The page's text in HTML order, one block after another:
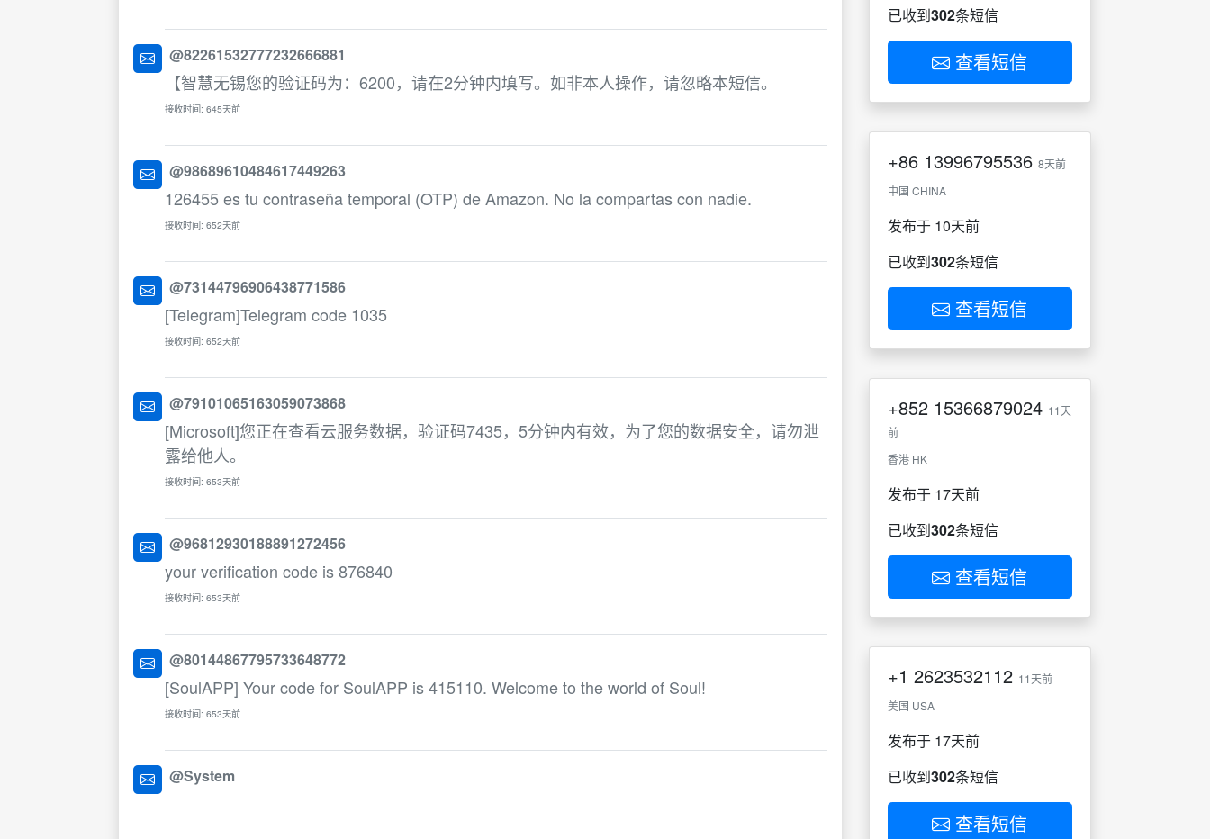
@82261532777232666881
【智慧无锡您的验证码为：6200，请在2分钟内填写。如非本人操作，请忽略本短信。
接收时间: 645天前
@98689610484617449263
126455 es tu contraseña temporal (OTP) de Amazon. No la compartas con nadie.
接收时间: 652天前
@73144796906438771586
[Telegram]Telegram code 1035
接收时间: 652天前
@79101065163059073868
[Microsoft]您正在查看云服务数据，验证码7435，5分钟内有效，为了您的数据安全，请勿泄
露给他人。
接收时间: 653天前
@96812930188891272456
your verification code is 876840
接收时间: 653天前
@80144867795733648772
[SoulAPP] Your code for SoulAPP is 415110. Welcome to the world of Soul!
接收时间: 653天前
@System
已收到302条短信
查看短信
+86 13996795536 8天前
中国 CHINA
发布于 10天前
已收到302条短信
查看短信
+852 15366879024 11天
前
香港 HK
发布于 17天前
已收到302条短信
查看短信
+1 2623532112 11天前
美国 USA
发布于 17天前
已收到302条短信
查看短信